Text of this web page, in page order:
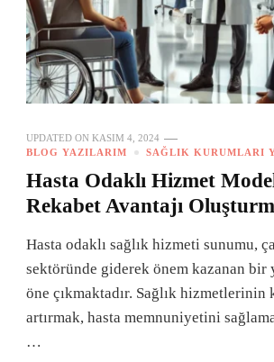
UPDATED ON KASIM 4, 2024
BLOG YAZILARIM
SAĞLIK KURUMLARI
Hasta Odaklı Hizmet
Rekabet Avantajı
Hasta odaklı sağlık hizmeti sunumu,
sektöründe giderek önem kazanan bir
öne çıkmaktadır. Sağlık hizmetlerinin
artırmak, hasta memnuniyetini
…